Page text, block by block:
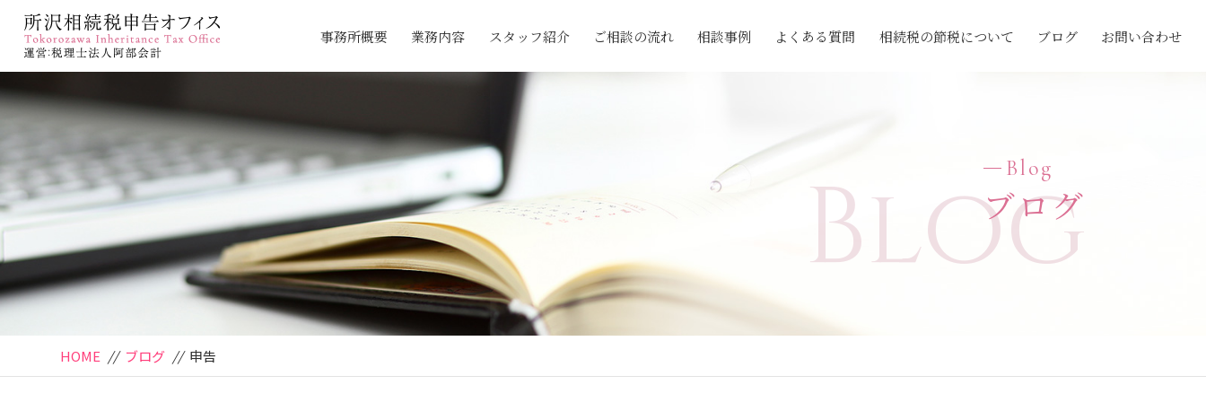
事務所概要 業務内容 スタッフ紹介 ご相談の流れ 相談事例 よくある質問 相続税の節税について ブログ お問い合わせ
Blog
ブログ
Blog
HOME // ブログ // 申告